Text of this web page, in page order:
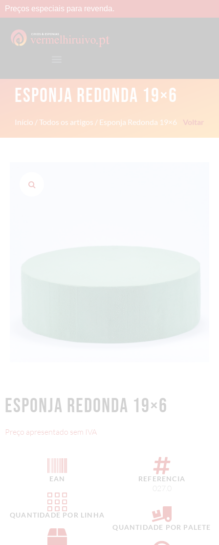
Preços especiais para revenda.
ESPONJA REDONDA 19×6
Início /Todos os artigos / Esponja Redonda 19×6 Voltar
ESPONJA REDONDA 19×6
Preço apresentado sem IVA
EAN
QUANTIDADE POR LINHA
REFERENCIA
027.0
QUANTIDADE POR PALETE